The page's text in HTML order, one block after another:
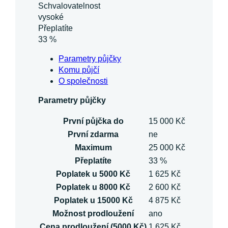
Schvalovatelnost
vysoké
Přeplatíte
33 %
Parametry půjčky
Komu půjčí
O společnosti
Parametry půjčky
První půjčka do
15 000 Kč
První zdarma
ne
Maximum
25 000 Kč
Přeplatíte
33 %
Poplatek u 5000 Kč
1 625 Kč
Poplatek u 8000 Kč
2 600 Kč
Poplatek u 15000 Kč
4 875 Kč
Možnost prodloužení
ano